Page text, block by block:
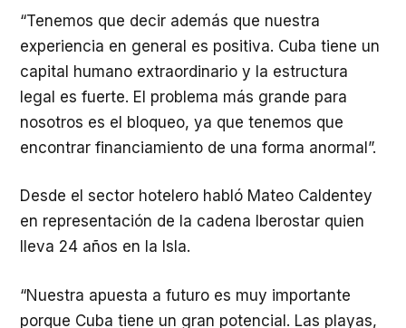
“Tenemos que decir además que nuestra
experiencia en general es positiva. Cuba tiene un
capital humano extraordinario y la estructura
legal es fuerte. El problema más grande para
nosotros es el bloqueo, ya que tenemos que
encontrar financiamiento de una forma anormal”.
Desde el sector hotelero habló Mateo Caldentey
en representación de la cadena Iberostar quien
lleva 24 años en la Isla.
“Nuestra apuesta a futuro es muy importante
porque Cuba tiene un gran potencial. Las playas,